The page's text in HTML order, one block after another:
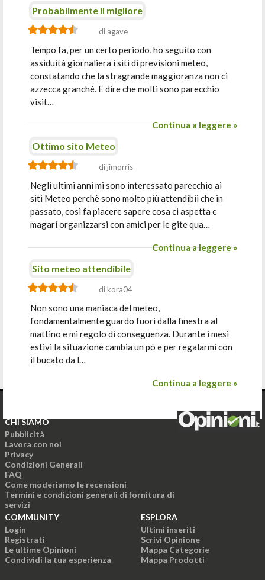
Probabilmente il migliore
di agave
Tempo fa, per un certo periodo, ho seguito con
assiduità giornaliera i siti di previsioni meteo,
constatando che la stragrande maggioranza non ci
azzecca granché. E dire che molti sono parecchio
visit…
Continua a leggere »
Ottimo sito Meteo
di jimorris
Negli ultimi anni mi sono interessato parecchio ai
siti Meteo perchè sono molto più attendibii che in
passato, così fa piacere sapere cosa ci aspetta e
magari organizzarsi con amici per le gite qua…
Continua a leggere »
Sito meteo attendibile
di kora04
Non sono una maniaca del meteo,
fondamentalmente guardo fuori dalla finestra al
mattino e mi regolo di conseguenza. Durante i mesi
estivi la situazione cambia un pò e per regalarmi con
il bucato da l…
Continua a leggere »
CHI SIAMO
Pubblicità
Lavora con noi
Privacy
Condizioni Generali
FAQ
Come moderiamo le recensioni
Termini e condizioni generali di fornitura di
servizi
COMMUNITY
Login
Registrati
Le ultime Opinioni
Condividi la tua esperienza
ESPLORA
Ultimi inseriti
Scrivi Opinione
Mappa Categorie
Mappa Prodotti